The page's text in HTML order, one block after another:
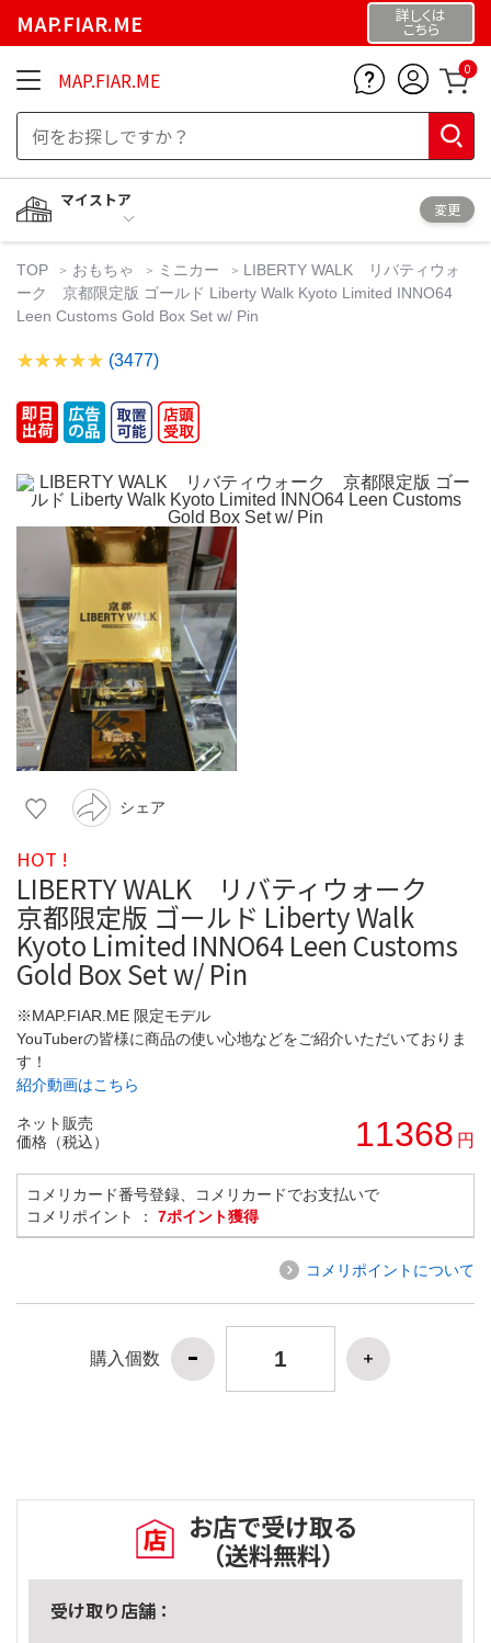
MAP.FIAR.ME 詳しくは
こちら
MAP.FIAR.ME 0
マイストア
変更
TOP おもちゃ ミニカー
LIBERTY WALK リバティウォ
ーク 京都限定版 ゴールド Liberty Walk Kyoto Limited INNO64
Leen Customs Gold Box Set w/ Pin
(3477)
シェア
HOT !
LIBERTY WALK リバティウォーク
京都限定版 ゴールド Liberty Walk
Kyoto Limited INNO64 Leen Customs
Gold Box Set w/ Pin
※MAP.FIAR.ME 限定モデル
YouTuberの皆様に商品の使い心地などをご紹介いただいておりま
す！
紹介動画はこちら
ネット販売
価格（税込）
11368 円
コメリカード番号登録、コメリカードでお支払いで
コメリポイント ： 7ポイント獲得
コメリポイントについて
購入個数
お店で受け取る
（送料無料）
受け取り店舗：